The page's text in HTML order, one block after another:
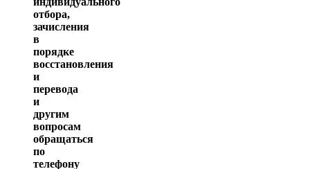
отбора,
зачисления
в
порядке
восстановления
и
перевода
и
другим
вопросам
обращаться
по
телефону